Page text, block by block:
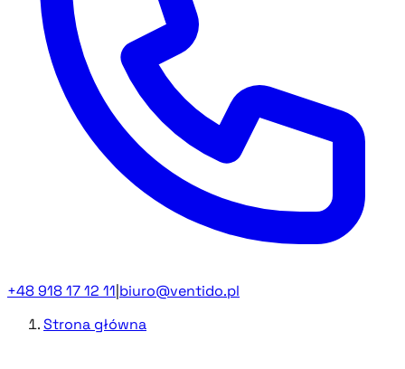
+48 918 17 12 11 biuro@ventido.pl
Strona główna